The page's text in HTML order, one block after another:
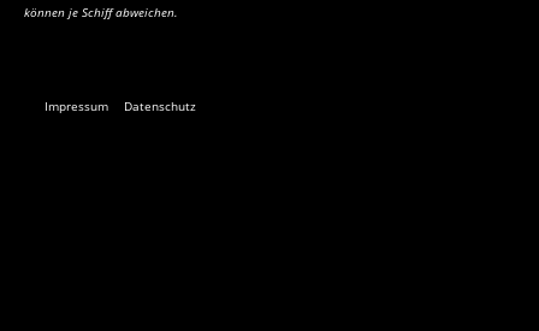
können je Schiff abweichen.
Impressum Datenschutz